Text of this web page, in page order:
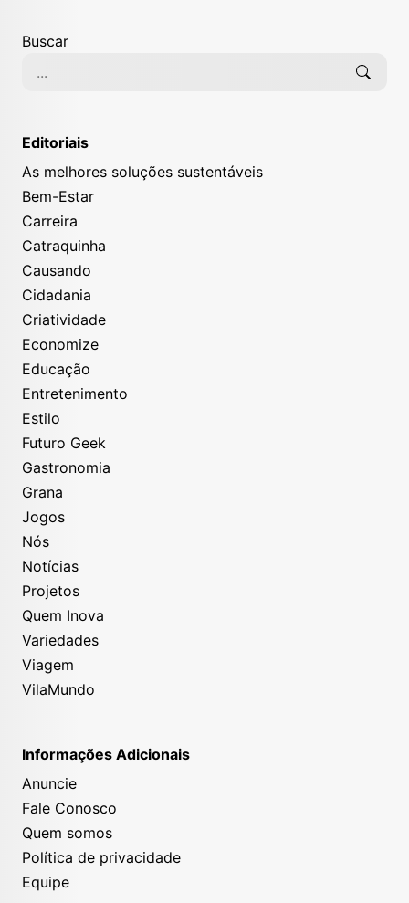
Buscar
Editoriais
As melhores soluções sustentáveis
Bem-Estar
Carreira
Catraquinha
Causando
Cidadania
Criatividade
Economize
Educação
Entretenimento
Estilo
Futuro Geek
Gastronomia
Grana
Jogos
Nós
Notícias
Projetos
Quem Inova
Variedades
Viagem
VilaMundo
Informações Adicionais
Anuncie
Fale Conosco
Quem somos
Política de privacidade
Equipe